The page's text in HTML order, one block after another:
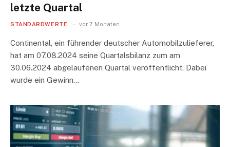
letzte Quartal
STANDARDWERTE vor 7 Monaten
Continental, ein führender deutscher Automobilzulieferer,
hat am 07.08.2024 seine Quartalsbilanz zum am
30.06.2024 abgelaufenen Quartal veröffentlicht. Dabei
wurde ein Gewinn…